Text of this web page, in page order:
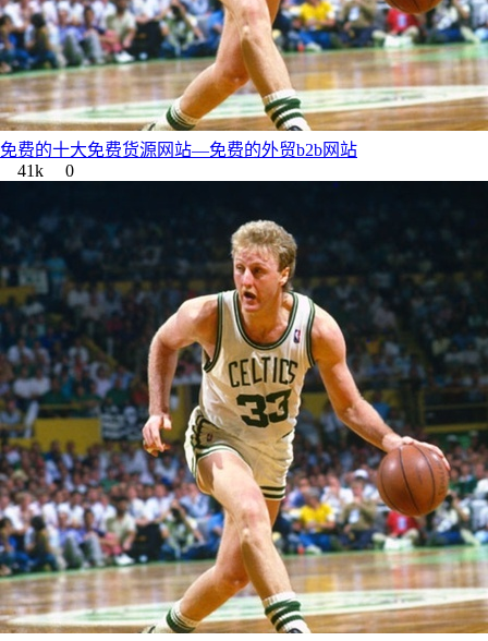
免费的十大免费货源网站—免费的外贸b2b网站
41k
0